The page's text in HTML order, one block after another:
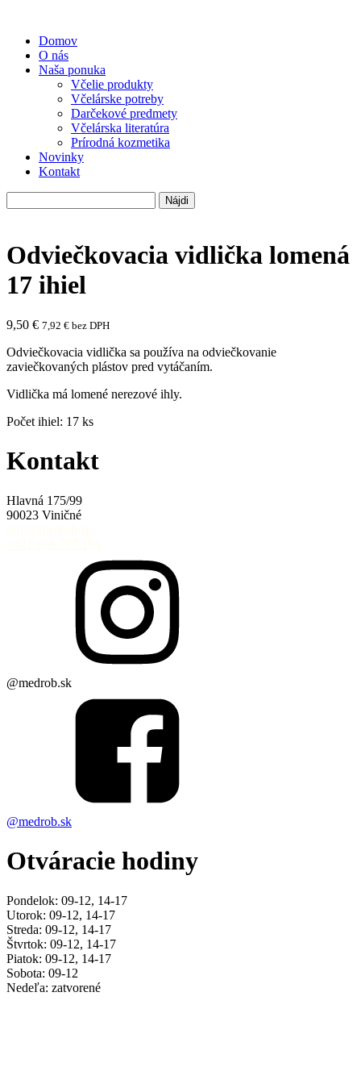
Domov
O nás
Naša ponuka
Včelie produkty
Včelárske potreby
Darčekové predmety
Včelárska literatúra
Prírodná kozmetika
Novinky
Kontakt
Odviečkovacia vidlička lomená
17 ihiel
9,50 € 7,92 € bez DPH
Odviečkovacia vidlička sa používa na odviečkovanie
zaviečkovaných plástov pred vytáčaním.
Vidlička má lomené nerezové ihly.
Počet ihiel: 17 ks
Kontakt
Hlavná 175/99
90023 Viničné
@medrob.sk
@medrob.sk
Otváracie hodiny
Pondelok: 09-12, 14-17
Utorok: 09-12, 14-17
Streda: 09-12, 14-17
Štvrtok: 09-12, 14-17
Piatok: 09-12, 14-17
Sobota: 09-12
Nedeľa: zatvorené